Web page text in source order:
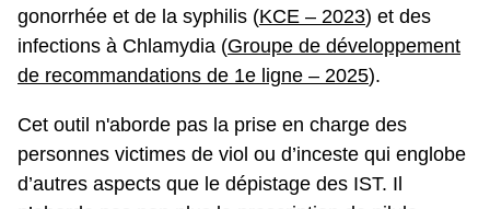
gonorrhée et de la syphilis (KCE – 2023) et des
infections à Chlamydia (Groupe de développement
de recommandations de 1e ligne – 2025).
Cet outil n'aborde pas la prise en charge des
personnes victimes de viol ou d’inceste qui englobe
d’autres aspects que le dépistage des IST. Il